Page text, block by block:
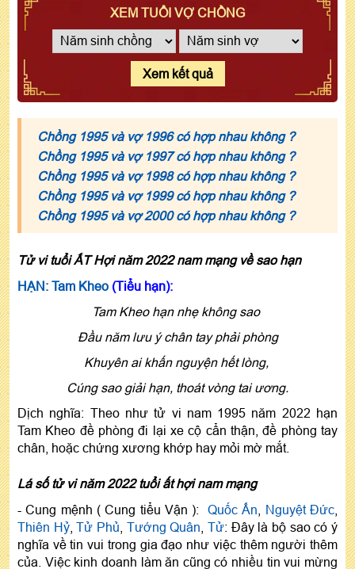
XEM TUỔI VỢ CHỒNG
Xem kết quả
Chồng 1995 và vợ 1996 có hợp nhau không ?
Chồng 1995 và vợ 1997 có hợp nhau không ?
Chồng 1995 và vợ 1998 có hợp nhau không ?
Chồng 1995 và vợ 1999 có hợp nhau không ?
Chồng 1995 và vợ 2000 có hợp nhau không ?
Tử vi tuổi ẤT Hợi năm 2022 nam mạng về sao hạn
HẠN: Tam Kheo (Tiểu hạn):
Tam Kheo hạn nhẹ không sao
Đầu năm lưu ý chân tay phải phòng
Khuyên ai khấn nguyện hết lòng,
Cúng sao giải hạn, thoát vòng tai ương.
Dịch nghĩa: Theo như tử vi nam 1995 năm 2022 hạn
Tam Kheo đề phòng đi lại xe cộ cẩn thận, đề phòng tay
chân, hoặc chứng xương khớp hay mỏi mờ mắt.
Lá số tử vi năm 2022 tuổi ất hợi nam mạng
- Cung mệnh ( Cung tiểu Vận ): Quốc Ấn Nguyệt Đức
Thiên Hỷ,Tử Phủ Tướng Quân ,Tử: Đây là bộ sao có ý
nghĩa về tin vui trong gia đạo như việc thêm người thêm
của. Việc kinh doanh làm ăn cũng có nhiều tin vui mừng